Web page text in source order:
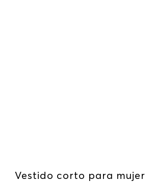
Vestido corto para mujer